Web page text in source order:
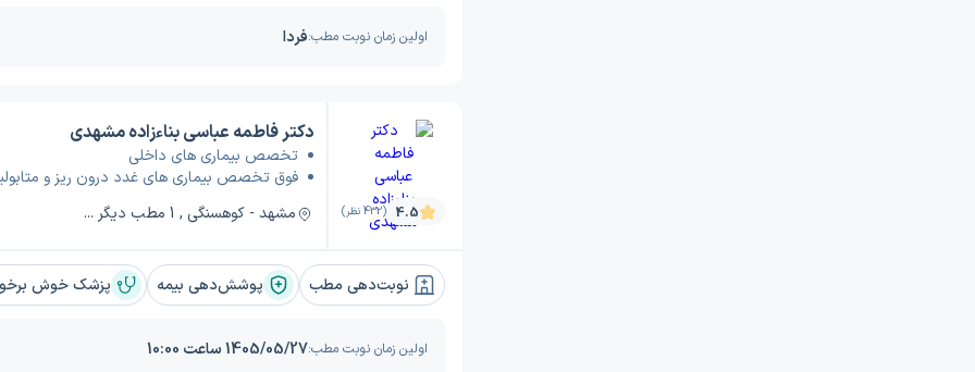
اولین زمان نوبت مطب:فردا
4.5 (432 نظر)
دکتر فاطمه عباسی بناءزاده مشهدی
تخصص بیماری های داخلی
فوق تخصص بیماری های غدد درون ریز و
مشهد - کوهسنگی , 1 مطب دیگر ...
پوشش‌دهی بیمه پزشک خوش نوبت‌دهی مطب
اولین زمان نوبت مطب:1405/05/27 ساعت 10:00